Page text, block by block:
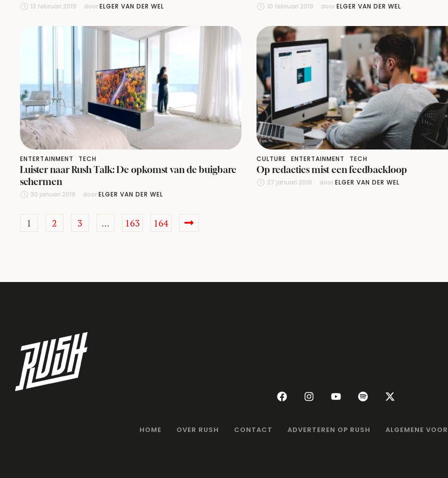
13 februari 2019 door ELGER VAN DER WEL 10 februari 2019 door ELGER VAN DER WEL
ENTERTAINMENT TECH
Luister naar Rush Talk: De opkomst van de buigbare
schermen
30 januari 2019 door ELGER VAN DER WEL
CULTURE ENTERTAINMENT TECH
Op redacties mist een feedbackloop
27 januari 2019 door ELGER VAN DER WEL
1 2 3 … 163 164
HOME OVER RUSH CONTACT ADVERTEREN OP RUSH ALGEMENE